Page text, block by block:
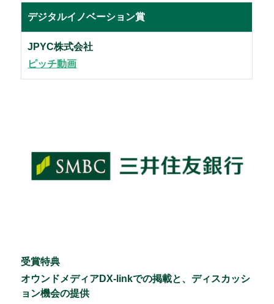
デジタルイノベーション賞
JPYC株式会社
ピッチ動画
受賞特典
オウンドメディアDX-linkでの掲載と、ディスカッシ
ョン機会の提供